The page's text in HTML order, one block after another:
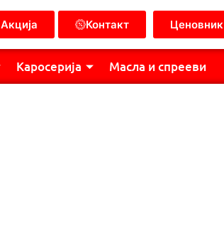
Акција Контакт Ценовник
Каросерија Масла и спрееви